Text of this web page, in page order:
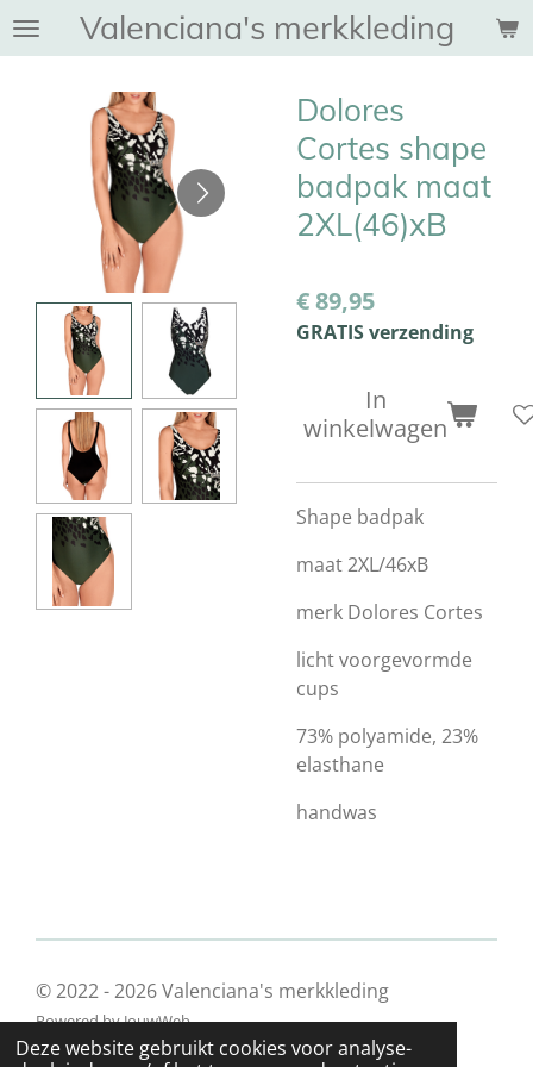
Deze website gebruikt cookies voor analyse-
Ga
direct
hoofdinhoud
Valenciana's merkkleding
Dolores
Cortes shape
badpak maat
2XL(46)xB
€ 89,95
GRATIS verzending
In
winkelwagen
Shape badpak
maat 2XL/46xB
merk Dolores Cortes
licht voorgevormde
cups
73% polyamide, 23%
elasthane
handwas
© 2022 - 2026 Valenciana's merkkleding
Powered byJouwWeb